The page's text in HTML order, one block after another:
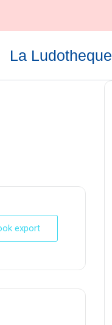
La Ludotheque
export